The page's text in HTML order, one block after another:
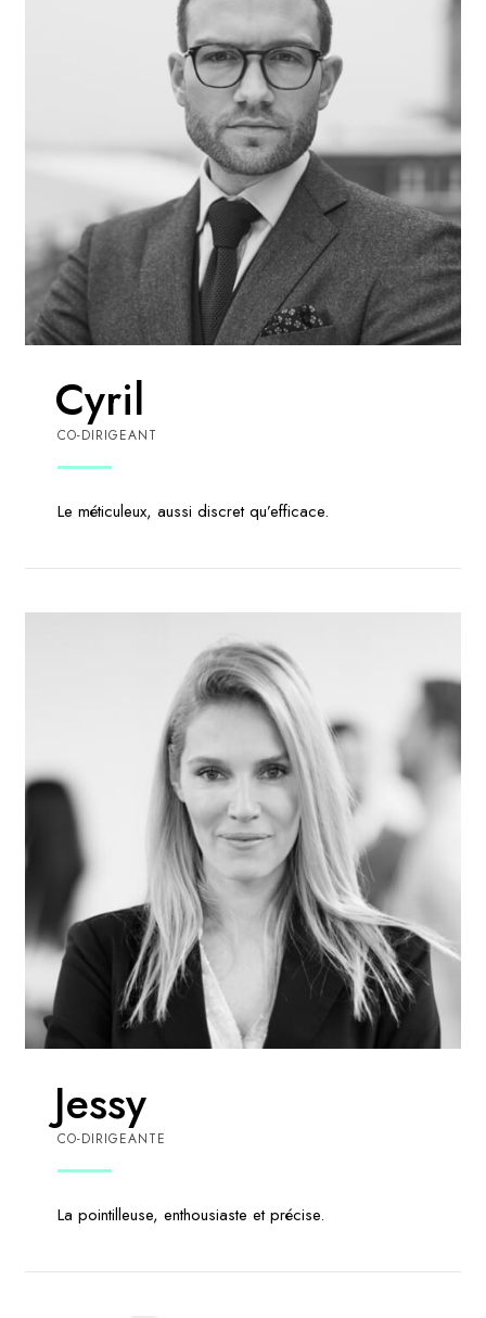
Cyril
CO-DIRIGEANT
Le méticuleux, aussi discret qu’efficace.
Jessy
CO-DIRIGEANTE
La pointilleuse, enthousiaste et précise.